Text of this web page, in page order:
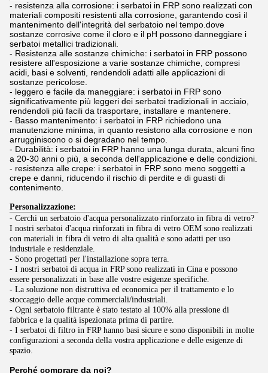
- resistenza alla corrosione: i serbatoi in FRP sono realizzati con
materiali compositi resistenti alla corrosione, garantendo così il
mantenimento dell'integrità del serbatoio nel tempo.dove
sostanze corrosive come il cloro e il pH possono danneggiare i
serbatoi metallici tradizionali.
- Resistenza alle sostanze chimiche: i serbatoi in FRP possono
resistere all'esposizione a varie sostanze chimiche, compresi
acidi, basi e solventi, rendendoli adatti alle applicazioni di
sostanze pericolose.
- leggero e facile da maneggiare: i serbatoi in FRP sono
significativamente più leggeri dei serbatoi tradizionali in acciaio,
rendendoli più facili da trasportare, installare e mantenere.
- Basso mantenimento: i serbatoi in FRP richiedono una
manutenzione minima, in quanto resistono alla corrosione e non
arrugginiscono o si degradano nel tempo.
- Durabilità: i serbatoi in FRP hanno una lunga durata, alcuni fino
a 20-30 anni o più, a seconda dell'applicazione e delle condizioni.
- resistenza alle crepe: i serbatoi in FRP sono meno soggetti a
crepe e danni, riducendo il rischio di perdite e di guasti di
contenimento.
Personalizzazione:
- Cerchi un serbatoio d'acqua personalizzato rinforzato in fibra di vetro?
I nostri serbatoi d'acqua rinforzati in fibra di vetro OEM sono realizzati
con materiali in fibra di vetro di alta qualità e sono adatti per uso
industriale e residenziale.
- Sono progettati per l'installazione sopra terra.
- I nostri serbatoi di acqua in FRP sono realizzati in Cina e possono
essere personalizzati in base alle vostre esigenze specifiche.
- La soluzione non distruttiva ed economica per il trattamento e lo
stoccaggio delle acque commerciali/industriali.
- Ogni serbatoio filtrante è stato testato al 100% alla pressione di
fabbrica e la qualità ispezionata prima di partire.
- I serbatoi di filtro in FRP hanno basi sicure e sono disponibili in molte
configurazioni a seconda della vostra applicazione e delle esigenze di
spazio.
Perché comprare da noi?